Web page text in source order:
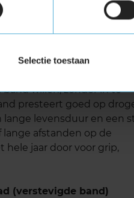
Selectie toestaan
door geluid en
geluidsniveau van 69-71
zelfs op lange
keuze voor bestuurders die
band willen, zonder in te
presteert goed op
levensduur en een
afstanden op de
hele jaar door voor grip,
(verstevigde band)